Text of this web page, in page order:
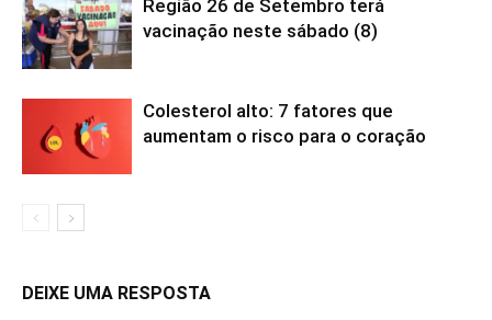
Região 26 de Setembro terá
vacinação neste sábado (8)
Colesterol alto: 7 fatores que
aumentam o risco para o coração
DEIXE UMA RESPOSTA